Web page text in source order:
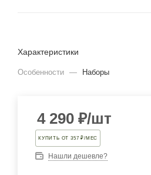
Характеристики
Особенности — Наборы
4 290 ₽/шт
КУПИТЬ ОТ 357 ₽/МЕС
Нашли дешевле?